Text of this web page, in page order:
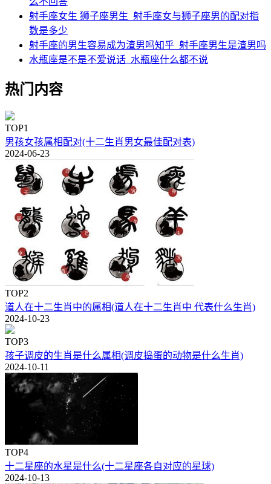
射手座女生 狮子座男生_射手座女与狮子座男的配对指
数是多少
射手座的男生容易成为渣男吗知乎_射手座男生是渣男吗
水瓶座是不是不爱说话_水瓶座什么都不说
热门内容
TOP1
男孩女孩属相配对(十二生肖男女最佳配对表)
2024-06-23
TOP2
道人在十二生肖中的属相(道人在十二生肖中 代表什么生肖)
2024-10-23
TOP3
孩子调皮的生肖是什么属相(调皮捣蛋的动物是什么生肖)
2024-10-11
TOP4
十二星座的水星是什么(十二星座各自对应的星球)
2024-10-13